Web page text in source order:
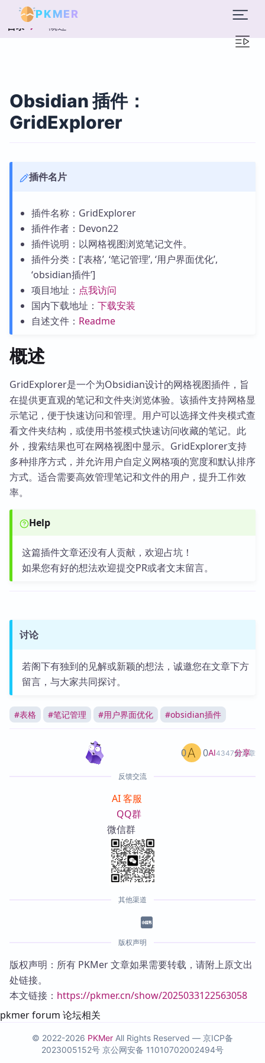
PKMER
目录 概述
Obsidian 插件：
GridExplorer
插件名片
插件名称：GridExplorer
插件作者：Devon22
插件说明：以网格视图浏览笔记文件。
插件分类：[‘表格’, ‘笔记管理’, ‘用户界面优化’,
‘obsidian插件’]
项目地址： 点我访问
国内下载地址： 下载安装
自述文件： Readme
概述
GridExplorer是一个为Obsidian设计的网格视图插件，旨
在提供更直观的笔记和文件夹浏览体验。该插件支持网格显
示笔记，便于快速访问和管理。用户可以选择文件夹模式查
看文件夹结构，或使用书签模式快速访问收藏的笔记。此
外，搜索结果也可在网格视图中显示。GridExplorer支持
多种排序方式，并允许用户自定义网格项的宽度和默认排序
方式。适合需要高效管理笔记和文件的用户，提升工作效
率。
Help
这篇插件文章还没有人贡献，欢迎占坑！
如果您有好的想法欢迎提交PR或者文末留言。
讨论
若阁下有独到的见解或新颖的想法，诚邀您在文章下方
留言，与大家共同探讨。
#表格 #笔记管理 #用户界面优化 #obsidian插件
AI4347篇文章
0 0 分享
反馈交流
AI 客服
QQ群
微信群
其他渠道
版权声明
版权声明：所有 PKMer 文章如果需要转载，请附上原文出
处链接。
本文链接： https://pkmer.cn/show/2025033122563058
pkmer forum 论坛相关
© 2022-2026 PKMer All Rights Reserved — 京ICP备
2023005152号 京公网安备 11010702002494号